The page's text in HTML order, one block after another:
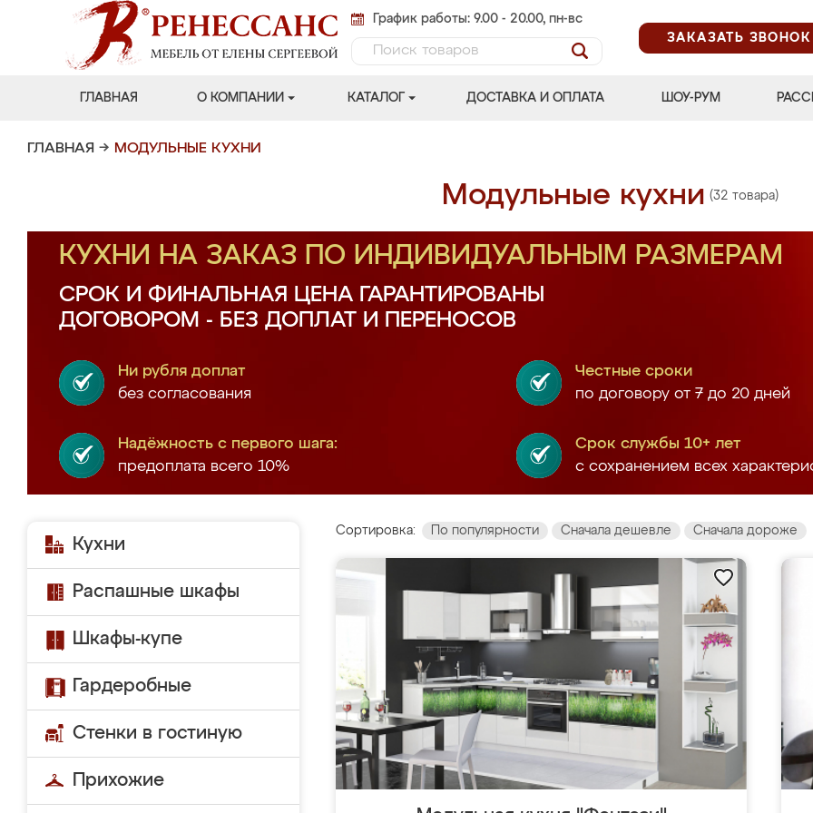
График работы: 9.00 - 20.00, пн-вс
ЗАКАЗАТЬ ЗВОНОК
ГЛАВНАЯ О КОМПАНИИ КАТАЛОГ ДОСТАВКА И ОПЛАТА ШОУ-РУМ
ГЛАВНАЯ → МОДУЛЬНЫЕ КУХНИ
Модульные кухни (32 товара)
КУХНИ НА ЗАКАЗ ПО ИНДИВИДУАЛЬНЫМ РАЗМЕРАМ
СРОК И ФИНАЛЬНАЯ ЦЕНА ГАРАНТИРОВАНЫ
ДОГОВОРОМ - БЕЗ ДОПЛАТ И ПЕРЕНОСОВ
Ни рубля доплат
без согласования
Честные сроки
по договору от 7 до 20 дней
Надёжность с первого шага:
предоплата всего 10%
Срок службы 10+ лет
с сохранением всех
Кухни
Распашные шкафы
Шкафы-купе
Гардеробные
Стенки в гостиную
Прихожие
Сортировка: По популярности Сначала дешевле Сначала дороже